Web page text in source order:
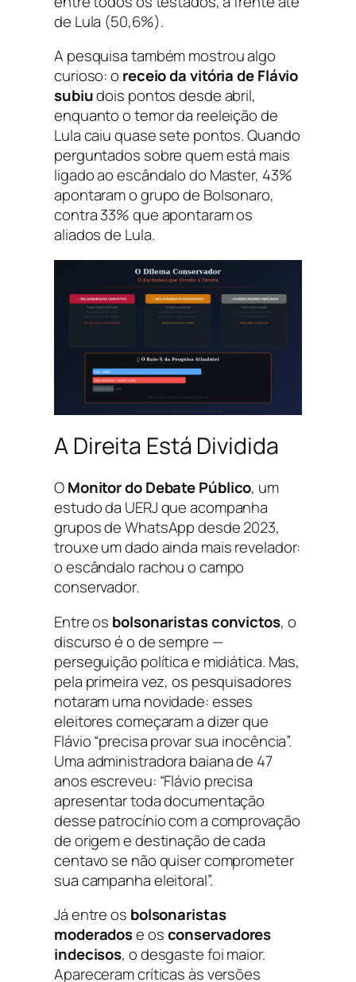
de Lula (50,6%).
A pesquisa também mostrou algo
curioso: o receio da vitória de Flávio
subiudois pontos desde abril,
enquanto o temor da reeleição de
Lula caiu quase sete pontos. Quando
perguntados sobre quem está mais
ligado ao escândalo do Master, 43%
apontaram o grupo de Bolsonaro,
contra 33% que apontaram os
aliados de Lula.
A Direita Está Dividida
OMonitor do Debate Público, um
estudo da UERJ que acompanha
grupos de WhatsApp desde 2023,
trouxe um dado ainda mais revelador:
o escândalo rachou o campo
conservador.
Entre os bolsonaristas convictos, o
discurso é o de sempre —
perseguição política e midiática. Mas,
pela primeira vez, os pesquisadores
notaram uma novidade: esses
eleitores começaram a dizer que
Flávio “precisa provar sua inocência”.
Uma administradora baiana de 47
anos escreveu: “Flávio precisa
apresentar toda documentação
desse patrocínio com a comprovação
de origem e destinação de cada
centavo se não quiser comprometer
sua campanha eleitoral”.
Já entre os bolsonaristas
moderadose osconservadores
indecisos, o desgaste foi maior.
Apareceram críticas às versões